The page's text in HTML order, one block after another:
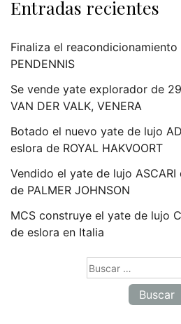
Entradas recientes
Finaliza el
PENDENNIS
Se vende yate explorador de
VAN DER VALK, VENERA
Botado el nuevo yate de lujo
eslora de ROYAL HAKVOORT
Vendido el yate de lujo
de PALMER JOHNSON
MCS construye el yate de lujo
de eslora en Italia